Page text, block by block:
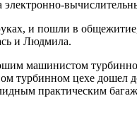
электронно-
и пошли в
и Людмила.
машинистом
турбинном цехе дошел
практическим